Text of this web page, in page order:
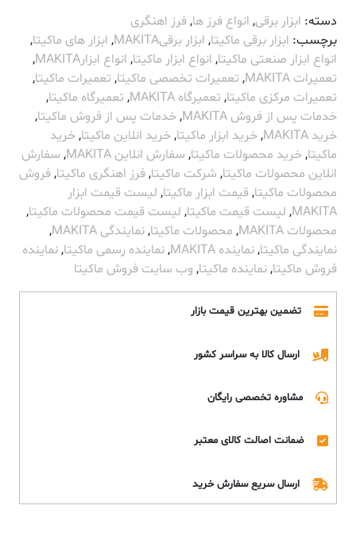
دسته: ابزار برقی, انواع فرز ها, فرز اهنگری
برچسب: ابزار برقی ماکیتا, ابزار برقیMAKITA , ابزار های ماکیتا,
انواع ابزار صنعتی ماکیتا, انواع ابزار ماکیتا, انواع ابزارMAKITA
,
تعمیرات MAKITA
, تعمیرات تخصصی ماکیتا, تعمیرات ماکیتا,
تعمیرات مرکزی ماکیتا, تعمیرگاه MAKITA , تعمیرگاه ماکیتا,
خدمات پس از فروش MAKITA
,خدمات پس از فروش ماکیتا,
خرید MAKITA
,خرید ابزار ماکیتا,خرید انلاین ماکیتا,خرید
ماکیتا,خرید محصولات ماکیتا, سفارش انلاین MAKITA , سفارش
انلاین محصولات ماکیتا, شرکت ماکیتا, فرز اهنگری ماکیتا, فروش
محصولات ماکیتا, قیمت ابزار ماکیتا, لیست قیمت ابزار
MAKITA
, لیست قیمت ماکیتا, لیست قیمت محصولات ماکیتا,
محصولات MAKITA
, محصولات ماکیتا,نمایندگی MAKITA
,
نمایندگی ماکیتا,نماینده MAKITA ,نماینده رسمی ماکیتا,نماینده
فروش ماکیتا,نماینده ماکیتا, وب سایت فروش ماکیتا
تضمین بهترین قیمت بازار
ارسال کالا به سراسر کشور
مشاوره تخصصی رایگان
ضمانت اصالت کالای معتبر
ارسال سریع سفارش خرید